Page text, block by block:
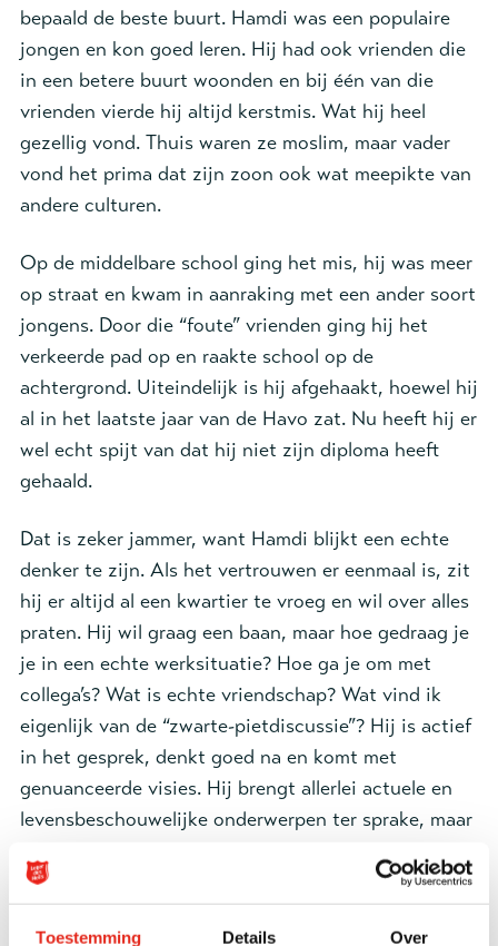
Toestemming Details Over
bepaald de beste buurt. Hamdi was een populaire
jongen en kon goed leren. Hij had ook vrienden die
in een betere buurt woonden en bij één van die
vrienden vierde hij altijd kerstmis. Wat hij heel
gezellig vond. Thuis waren ze moslim, maar vader
vond het prima dat zijn zoon ook wat meepikte van
andere culturen.
Op de middelbare school ging het mis, hij was meer
op straat en kwam in aanraking met een ander soort
jongens. Door die “foute” vrienden ging hij het
verkeerde pad op en raakte school op de
achtergrond. Uiteindelijk is hij afgehaakt, hoewel hij
al in het laatste jaar van de Havo zat. Nu heeft hij er
wel echt spijt van dat hij niet zijn diploma heeft
gehaald.
Dat is zeker jammer, want Hamdi blijkt een echte
denker te zijn. Als het vertrouwen er eenmaal is, zit
hij er altijd al een kwartier te vroeg en wil over alles
praten. Hij wil graag een baan, maar hoe gedraag je
je in een echte werksituatie? Hoe ga je om met
collega’s? Wat is echte vriendschap? Wat vind ik
eigenlijk van de “zwarte-pietdiscussie”? Hij is actief
in het gesprek, denkt goed na en komt met
genuanceerde visies. Hij brengt allerlei actuele en
levensbeschouwelijke onderwerpen ter sprake, maar
veroordeeld is, wil hij niet praten.
Universele elementen